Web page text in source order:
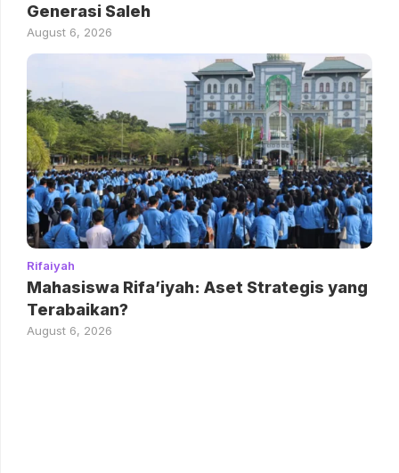
Generasi Saleh
August 6, 2026
Rifaiyah
Mahasiswa Rifa’iyah: Aset Strategis yang
Terabaikan?
August 6, 2026